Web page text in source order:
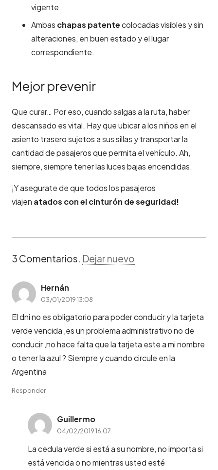
vigente.
Ambas chapas patentecolocadas visibles y sin
alteraciones, en buen estado y el lugar
correspondiente.
Mejor prevenir
Que curar… Por eso, cuando salgas a la ruta, haber
descansado es vital. Hay que ubicar a los niños en el
asiento trasero sujetos a sus sillas y transportar la
cantidad de pasajeros que permita el vehículo. Ah,
siempre, siempre tener las luces bajas encendidas.
¡Y asegurate de que todos los pasajeros
viajen atados con el cinturón de seguridad!
3 Comentarios. Dejar nuevo
Hernán
03/01/2019 13:08
El dni no es obligatorio para poder conducir y la tarjeta
verde vencida ,es un problema administrativo no de
conducir ,no hace falta que la tarjeta este a mi nombre
o tener la azul ? Siempre y cuando circule en la
Argentina
Responder
Guillermo
04/02/2019 16:07
La cedula verde si está a su nombre, no importa si
está vencida o no mientras usted esté